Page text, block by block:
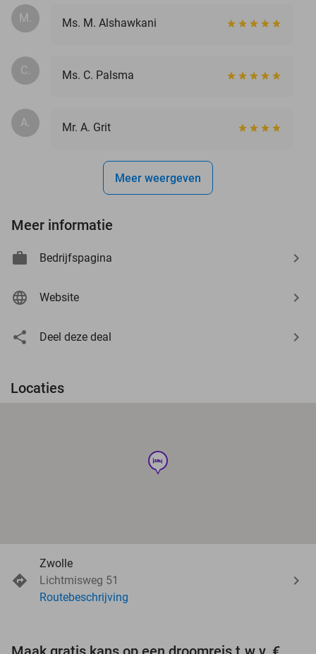
M. Ms. M. Alshawkani
C. Ms. C. Palsma
A. Mr. A. Grit
Meer weergeven
Meer informatie
Bedrijfspagina
Website
Deel deze deal
Locaties
hotel
Zwolle
Lichtmisweg 51
Routebeschrijving